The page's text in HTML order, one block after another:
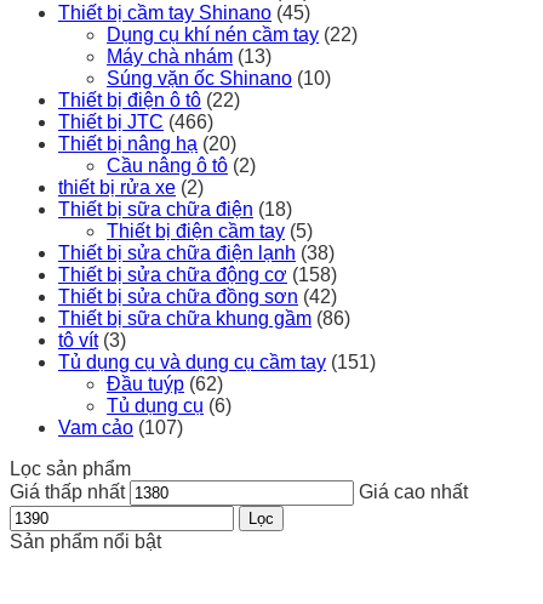
Thiết bị cầm tay Shinano (45)
Dụng cụ khí nén cầm tay (22)
Máy chà nhám (13)
Súng vặn ốc Shinano (10)
Thiết bị điện ô tô (22)
Thiết bị JTC (466)
Thiết bị nâng hạ (20)
Cầu nâng ô tô (2)
thiết bị rửa xe (2)
Thiết bị sữa chữa điện (18)
Thiết bị điện cầm tay (5)
Thiết bị sửa chữa điện lạnh (38)
Thiết bị sửa chữa động cơ (158)
Thiết bị sửa chữa đồng sơn (42)
Thiết bị sữa chữa khung gầm (86)
tô vít (3)
Tủ dụng cụ và dụng cụ cầm tay (151)
Đầu tuýp (62)
Tủ dụng cụ (6)
Vam cảo (107)
Lọc sản phẩm
Giá thấp nhất
Giá cao nhất
Lọc
Sản phẩm nổi bật